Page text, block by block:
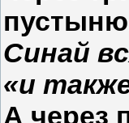
Синай
«и
А через